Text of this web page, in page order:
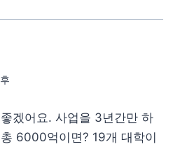
겠어요. 사업을 3년간만 하
6000억이면? 19개 대학이